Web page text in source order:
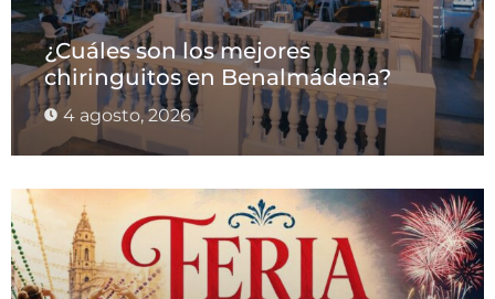
¿Cuáles son los mejores
chiringuitos en Benalmádena?
4 agosto, 2026